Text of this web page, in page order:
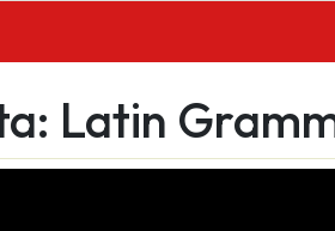
Latin